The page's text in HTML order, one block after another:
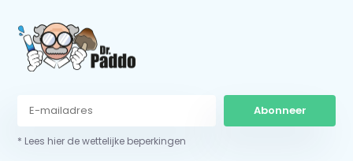
Abonneer
* Lees hier de wettelijke beperkingen